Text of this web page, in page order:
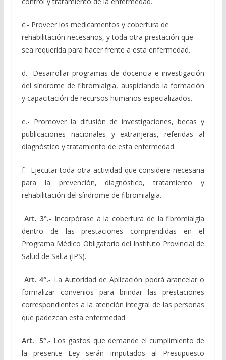
c.- Proveer los medicamentos y cobertura de
rehabilitación necesarios, y toda otra prestación que
sea requerida para hacer frente a esta enfermedad.
d.- Desarrollar programas de docencia e investigación
del síndrome de fibromialgia, auspiciando la formación
y capacitación de recursos humanos especializados.
e.- Promover la difusión de investigaciones, becas y
publicaciones nacionales y extranjeras, referidas al
diagnóstico y tratamiento de esta enfermedad.
f.- Ejecutar toda otra actividad que considere necesaria
para la prevención, diagnóstico, tratamiento y
rehabilitación del síndrome de fibromialgia.
Art. 3°.- Incorpórase a la cobertura de la fibromialgia
dentro de las prestaciones comprendidas en el
Programa Médico Obligatorio del Instituto Provincial de
Salud de Salta (IPS).
Art. 4°.- La Autoridad de Aplicación podrá arancelar o
formalizar convenios para brindar las prestaciones
correspondientes a la atención integral de las personas
que padezcan esta enfermedad.
Art. 5°.- Los gastos que demande el cumplimiento de
la presente Ley serán imputados al Presupuesto